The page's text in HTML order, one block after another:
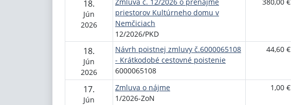
18.
Jún
2026
priestorov Kultúrneho domu v
Nemčiciach
12/2026/PKD
18.
Jún
2026
Návrh poistnej zmluvy č.6000065108
- Krátkodobé cestovné poistenie
6000065108
44,60 €
17.
Jún
Zmluva o nájme
1/2026-ZoN
1,00 €